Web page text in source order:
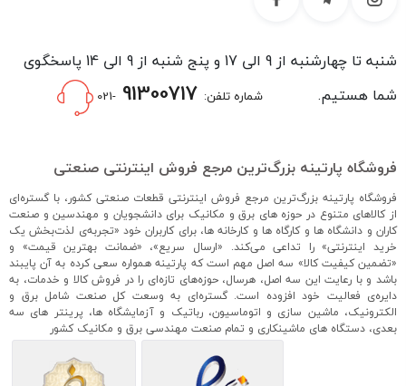
شنبه تا چهارشنبه از 9 الی 17 و پنج شنبه از 9 الی 14 پاسخگوی
شما هستیم.
شماره تلفن: -021
فروشگاه پارتینه بزرگ‌ترین مرجع فروش اینترنتی صنعتی
فروشگاه پارتینه بزرگ‌ترین مرجع فروش اینترنتی قطعات صنعتی کشور، با گستره‌ای
از کالاهای متنوع در حوزه های برق و مکانیک برای دانشجویان و مهندسین و صنعت
کاران و دانشگاه ها و کارگاه ها و کارخانه ها، برای کاربران خود «تجربه‌ی لذت‌بخش یک
خرید اینترنتی» را تداعی می‌کند. «ارسال سریع»، «ضمانت بهترین قیمت» و
«تضمین کیفیت کالا» سه اصل مهم است که پارتینه همواره سعی کرده به آن پایبند
باشد و با رعایت این سه اصل، هرسال، حوزه‌های تازه‌ای را در فروش کالا و خدمات، به
دایره‌ی فعالیت خود افزوده است. گستره‌ای به وسعت کل صنعت شامل برق و
الکترونیک، ماشین سازی و اتوماسیون، رباتیک و آزمایشگاه ها، پرینتر های سه
بعدی، دستگاه های ماشینکاری و تمام صنعت مهندسی برق و مکانیک کشور